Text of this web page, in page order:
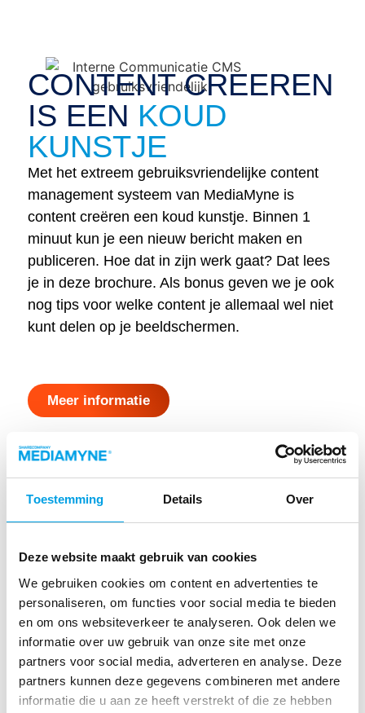
Toestemming Details Over
Deze website maakt gebruik van cookies
We gebruiken cookies om content en advertenties te
personaliseren, om functies voor social media te bieden
en om ons websiteverkeer te analyseren. Ook delen we
informatie over uw gebruik van onze site met onze
partners voor social media, adverteren en analyse. Deze
partners kunnen deze gegevens combineren met andere
informatie die u aan ze heeft verstrekt of die ze hebben
CONTENT CREEREN
IS EEN KOUD
KUNSTJE
Met het extreem gebruiksvriendelijke content
management systeem van MediaMyne is
content creëren een koud kunstje. Binnen 1
minuut kun je een nieuw bericht maken en
publiceren. Hoe dat in zijn werk gaat? Dat lees
je in deze brochure. Als bonus geven we je ook
nog tips voor welke content je allemaal wel niet
kunt delen op je beeldschermen.
Meer informatie
ONZE MEEST
GEBRUIKTE
INTEGRATIES
Door slim gebruik te maken van content van
derden kun je je narrowcastingsysteem goed